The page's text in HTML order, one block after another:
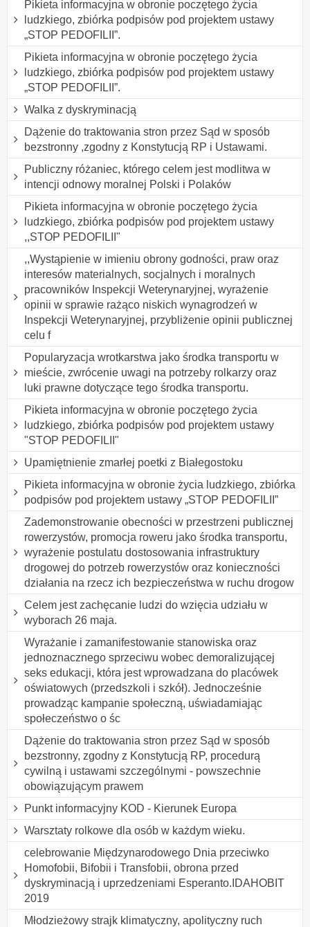
Pikieta informacyjna w obronie poczętego życia
ludzkiego, zbiórka podpisów pod projektem ustawy
„STOP PEDOFILII”.
Pikieta informacyjna w obronie poczętego życia
ludzkiego, zbiórka podpisów pod projektem ustawy
„STOP PEDOFILII”.
Walka z dyskryminacją
Dążenie do traktowania stron przez Sąd w sposób
bezstronny ,zgodny z Konstytucją RP i Ustawami.
Publiczny różaniec, którego celem jest modlitwa w
intencji odnowy moralnej Polski i Polaków
Pikieta informacyjna w obronie poczętego życia
ludzkiego, zbiórka podpisów pod projektem ustawy
,,STOP PEDOFILII"
,,Wystąpienie w imieniu obrony godności, praw oraz
interesów materialnych, socjalnych i moralnych
pracowników Inspekcji Weterynaryjnej, wyrażenie
opinii w sprawie rażąco niskich wynagrodzeń w
Inspekcji Weterynaryjnej, przybliżenie opinii publicznej
celu f
Popularyzacja wrotkarstwa jako środka transportu w
mieście, zwrócenie uwagi na potrzeby rolkarzy oraz
luki prawne dotyczące tego środka transportu.
Pikieta informacyjna w obronie poczętego życia
ludzkiego, zbiórka podpisów pod projektem ustawy
"STOP PEDOFILII"
Upamiętnienie zmarłej poetki z Białegostoku
Pikieta informacyjna w obronie życia ludzkiego, zbiórka
podpisów pod projektem ustawy „STOP PEDOFILII”
Zademonstrowanie obecności w przestrzeni publicznej
rowerzystów, promocja roweru jako środka transportu,
wyrażenie postulatu dostosowania infrastruktury
drogowej do potrzeb rowerzystów oraz konieczności
działania na rzecz ich bezpieczeństwa w ruchu drogow
Celem jest zachęcanie ludzi do wzięcia udziału w
wyborach 26 maja.
Wyrażanie i zamanifestowanie stanowiska oraz
jednoznacznego sprzeciwu wobec demoralizującej
seks edukacji, która jest wprowadzana do placówek
oświatowych (przedszkoli i szkół). Jednocześnie
prowadząc kampanie społeczną, uświadamiając
społeczeństwo o śc
Dążenie do traktowania stron przez Sąd w sposób
bezstronny, zgodny z Konstytucją RP, procedurą
cywilną i ustawami szczególnymi - powszechnie
obowiązującym prawem
Punkt informacyjny KOD - Kierunek Europa
Warsztaty rolkowe dla osób w każdym wieku.
celebrowanie Międzynarodowego Dnia przeciwko
Homofobii, Bifobii i Transfobii, obrona przed
dyskryminacją i uprzedzeniami Esperanto.IDAHOBIT
2019
Młodzieżowy strajk klimatyczny, apolityczny ruch